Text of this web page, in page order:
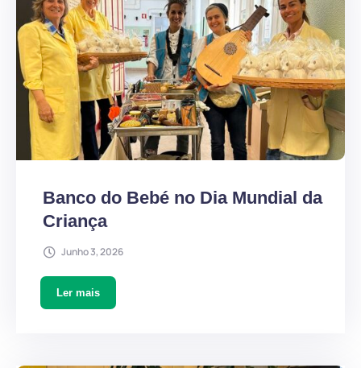
Banco do Bebé no Dia Mundial da
Criança
Junho 3, 2026
Ler mais